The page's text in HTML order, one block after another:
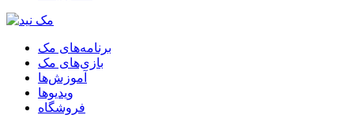
برنامه‌های مک
بازی‌های مک
آموزش‌ها
ویدیو‌ها
فروشگاه